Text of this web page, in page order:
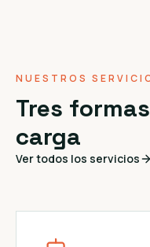
NUESTROS
Tres
carga
Ver todos los servicios